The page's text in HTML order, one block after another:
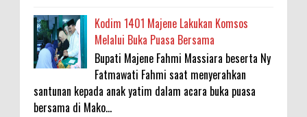
Kodim 1401 Majene Lakukan Komsos
Melalui Buka Puasa Bersama
Bupati Majene Fahmi Massiara beserta Ny
Fatmawati Fahmi saat menyerahkan
santunan kepada anak yatim dalam acara buka puasa
bersama di Mako...